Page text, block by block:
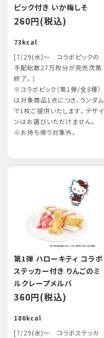
ピック付き いか梅しそ
260円(税込)
73kcal
[7/29(水)～ コラボピックの
手配総数27万枚分が完売次第
終了。］
※コラボピック（第1弾/全8種）
は対象商品1点につき、ランダム
で1枚ご提供いたします。デザイ
ンはお選びいただけません。
※お持ち帰り対象外。
第1弾 ハローキティ コラボ
ステッカー付き りんごのミ
ルクレープメルバ
360円(税込)
186kcal
[7/29(水)～ コラボステッカ